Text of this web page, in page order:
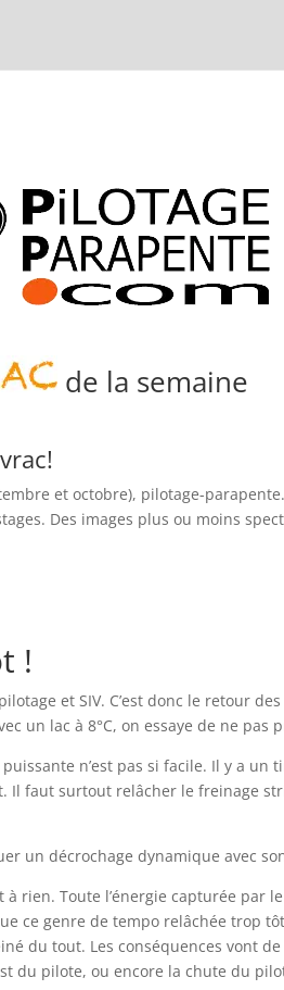
de la semaine
et octobre), pilotage-
Des images plus ou moins
!
et SIV. C’est donc le retour des
un lac à 8°C, on essaye de ne
n’est pas si facile. Il y a un
faut surtout relâcher le freinage
un décrochage dynamique avec
rien. Toute l’énergie capturée par
ce genre de tempo relâchée trop tôt
du tout. Les conséquences vont
du pilote, ou encore la chute du